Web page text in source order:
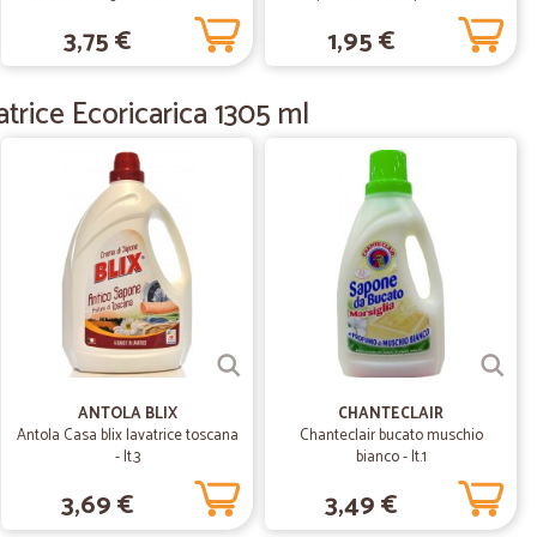
12/02/2020
devo dire…molto buono
dire b molto buono buona la velocità buono il fatto che
un po’ i cioccolatini trovati un po’ duri non quel
c è molta scelta per la kinder e questo dispiace
spero che metteranno cose in più tipo kinder Ferrero c è
02/01/2020
in 24 48 ore Prezzi buoni normali Trovi qualsiasi
Marca o Produttore Sono Soddisfattissimo Bravi !!!
Latte di Mandorla e Burro di Karité
650 ml
3,75 € 1,95 €
Ecoricarica 1305 ml
ANTOLA BLIX
Antola Casa blix lavatrice toscana
- lt.3
3,69 €
CHANTECLAIR
Chanteclair bucato muschio
bianco - lt.1
3,49 €